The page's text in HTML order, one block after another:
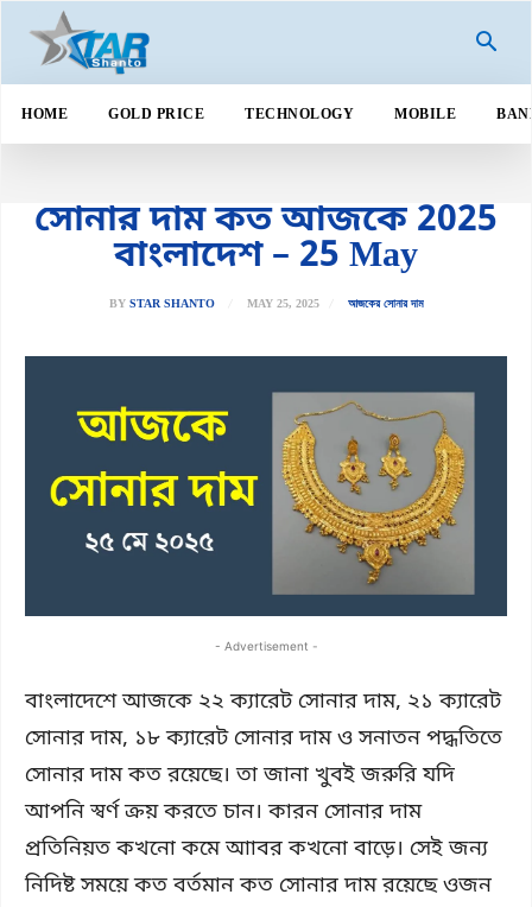
HOME GOLD PRICE TECHNOLOGY MOBILE
সোনার দাম কত আজকে 2025
বাংলাদেশ – 25 May
BY STAR SHANTO MAY 25, 2025 আজকের সোনার দাম
- Advertisement -
বাংলাদেশে আজকে ২২ ক্যারেট সোনার দাম, ২১ ক্যারেট
সোনার দাম, ১৮ ক্যারেট সোনার দাম ও সনাতন পদ্ধতিতে
সোনার দাম কত রয়েছে। তা জানা খুবই জরুরি যদি
আপনি স্বর্ণ ক্রয় করতে চান। কারন সোনার দাম
প্রতিনিয়ত কখনো কমে আাবর কখনো বাড়ে। সেই জন্য
নিদিষ্ট সময়ে কত বর্তমান কত সোনার দাম রয়েছে ওজন